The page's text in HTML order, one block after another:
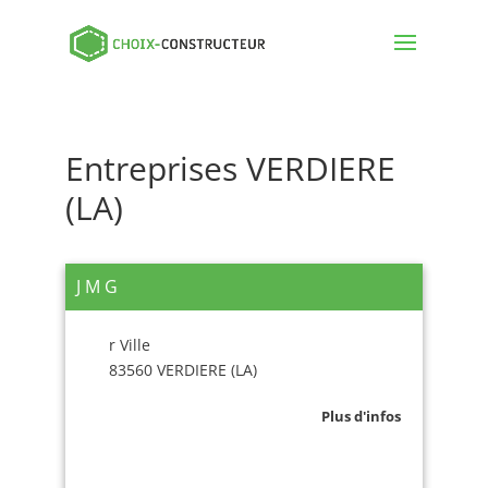
Entreprises VERDIERE
(LA)
J M G
r Ville
83560 VERDIERE (LA)
Plus d'infos